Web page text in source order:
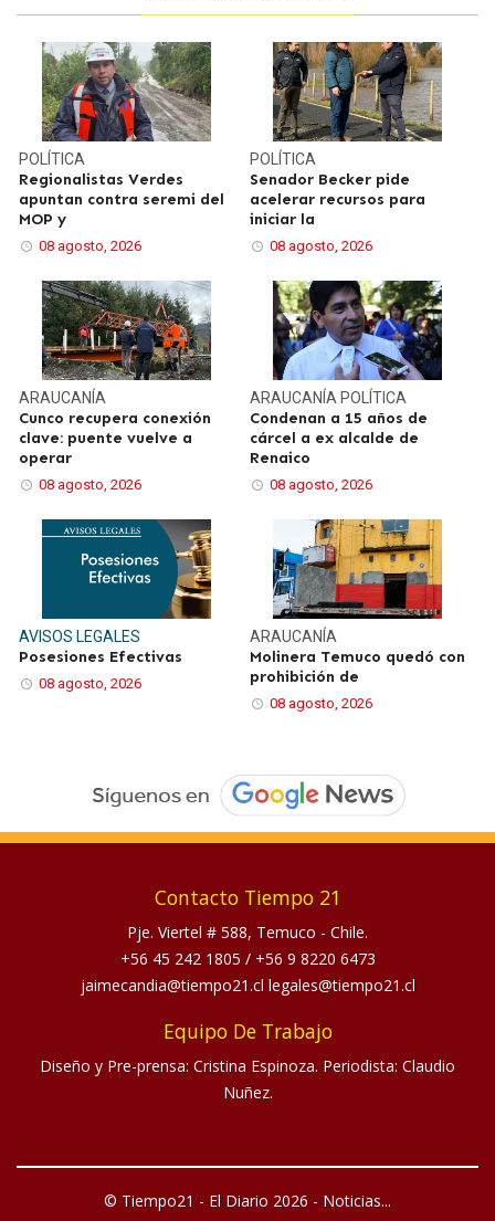
POLÍTICA
Regionalistas Verdes
apuntan contra seremi del
MOP y
08 agosto, 2026
POLÍTICA
Senador Becker pide
acelerar recursos para
iniciar la
08 agosto, 2026
ARAUCANÍA
Cunco recupera conexión
clave: puente vuelve a
operar
08 agosto, 2026
ARAUCANÍA POLÍTICA
Condenan a 15 años de
cárcel a ex alcalde de
Renaico
08 agosto, 2026
AVISOS LEGALES
Posesiones Efectivas
08 agosto, 2026
ARAUCANÍA
Molinera Temuco quedó con
prohibición de
08 agosto, 2026
Contacto Tiempo 21
Pje. Viertel # 588, Temuco - Chile.
+56 45 242 1805 / +56 9 8220 6473
jaimecandia@tiempo21.cl legales@tiempo21.cl
Equipo De Trabajo
Diseño y Pre-prensa: Cristina Espinoza. Periodista: Claudio
Nuñez.
© Tiempo21 - El Diario 2026 - Noticias...